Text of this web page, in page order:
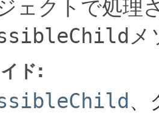
ェクトで処理
メ
ド:
、